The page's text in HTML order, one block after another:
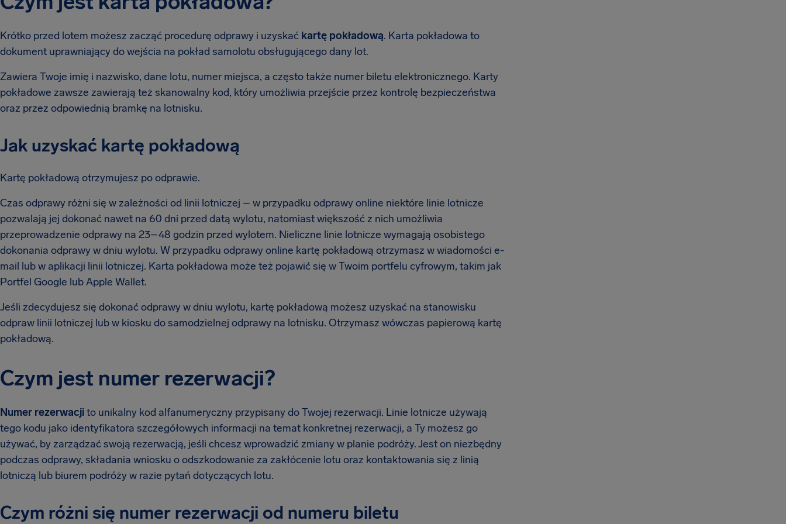
Krótko przed lotem możesz zacząć procedurę odprawy i uzyskać kartę pokładową. Karta pokładowa to
dokument uprawniający do wejścia na pokład samolotu obsługującego dany lot.
Zawiera Twoje imię i nazwisko, dane lotu, numer miejsca, a często także numer biletu elektronicznego. Karty
pokładowe zawsze zawierają też skanowalny kod, który umożliwia przejście przez kontrolę bezpieczeństwa
oraz przez odpowiednią bramkę na lotnisku.
Jak uzyskać kartę pokładową
Kartę pokładową otrzymujesz po odprawie.
Czas odprawy różni się w zależności od linii lotniczej – w przypadku odprawy online niektóre linie lotnicze
pozwalają jej dokonać nawet na 60 dni przed datą wylotu, natomiast większość z nich umożliwia
przeprowadzenie odprawy na 23–48 godzin przed wylotem. Nieliczne linie lotnicze wymagają osobistego
dokonania odprawy w dniu wylotu. W przypadku odprawy online kartę pokładową otrzymasz w wiadomości e-
mail lub w aplikacji linii lotniczej. Karta pokładowa może też pojawić się w Twoim portfelu cyfrowym, takim jak
Portfel Google lub Apple Wallet.
Jeśli zdecydujesz się dokonać odprawy w dniu wylotu, kartę pokładową możesz uzyskać na stanowisku
odpraw linii lotniczej lub w kiosku do samodzielnej odprawy na lotnisku. Otrzymasz wówczas papierową kartę
pokładową.
Czym jest numer rezerwacji?
Numer rezerwacjito unikalny kod alfanumeryczny przypisany do Twojej rezerwacji. Linie lotnicze używają
tego kodu jako identyfikatora szczegółowych informacji na temat konkretnej rezerwacji, a Ty możesz go
używać, by zarządzać swoją rezerwacją, jeśli chcesz wprowadzić zmiany w planie podróży. Jest on niezbędny
podczas odprawy, składania wniosku o odszkodowanie za zakłócenie lotu oraz kontaktowania się z linią
lotniczą lub biurem podróży w razie pytań dotyczących lotu.
Czym różni się numer rezerwacji od numeru biletu